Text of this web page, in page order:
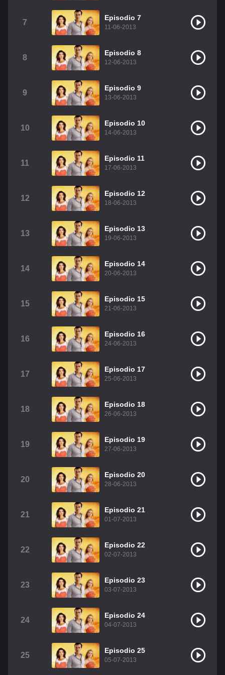
Christian Chavez
Dulce María
RBD Como Assistir Legendado
7
Episodio 7
11-06-2013
8
Episodio 8
12-06-2013
9
Episodio 9
13-06-2013
10
Episodio 10
14-06-2013
11
Episodio 11
17-06-2013
12
Episodio 12
18-06-2013
13
Episodio 13
19-06-2013
14
Episodio 14
20-06-2013
15
Episodio 15
21-06-2013
16
Episodio 16
24-06-2013
17
Episodio 17
25-06-2013
18
Episodio 18
26-06-2013
19
Episodio 19
27-06-2013
20
Episodio 20
28-06-2013
21
Episodio 21
01-07-2013
22
Episodio 22
02-07-2013
23
Episodio 23
03-07-2013
24
Episodio 24
04-07-2013
25
Episodio 25
05-07-2013